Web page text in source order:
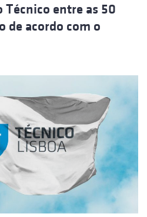
entre as 50
de acordo com o